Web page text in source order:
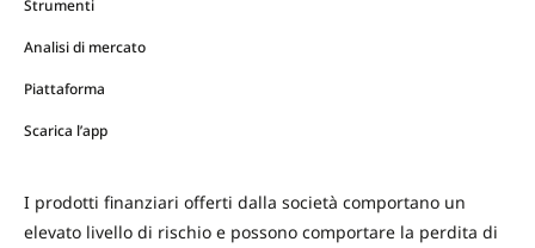
Strumenti
Analisi di mercato
Piattaforma
Scarica l’app
I prodotti finanziari offerti dalla società comportano un
elevato livello di rischio e possono comportare la perdita di